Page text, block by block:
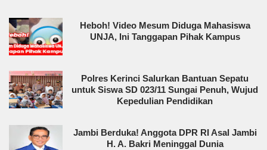
Heboh! Video Mesum Diduga Mahasiswa
UNJA, Ini Tanggapan Pihak Kampus
Polres Kerinci Salurkan Bantuan Sepatu
untuk Siswa SD 023/11 Sungai Penuh, Wujud
Kepedulian Pendidikan
Jambi Berduka! Anggota DPR RI Asal Jambi
H. A. Bakri Meninggal Dunia